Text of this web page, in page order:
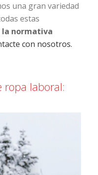
una gran variedad
estas
la normativa
con nosotros.
ropa laboral: